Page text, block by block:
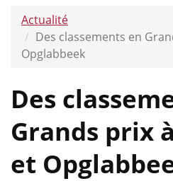
Actualité
Des classements en
Opglabbeek
Des
Grands prix
et